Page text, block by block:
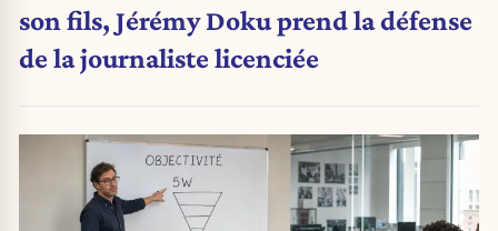
son fils, Jérémy Doku prend la défense
de la journaliste licenciée